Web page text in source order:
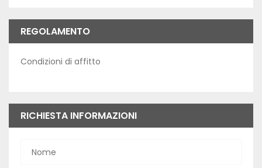
REGOLAMENTO
Condizioni di affitto
RICHIESTA INFORMAZIONI